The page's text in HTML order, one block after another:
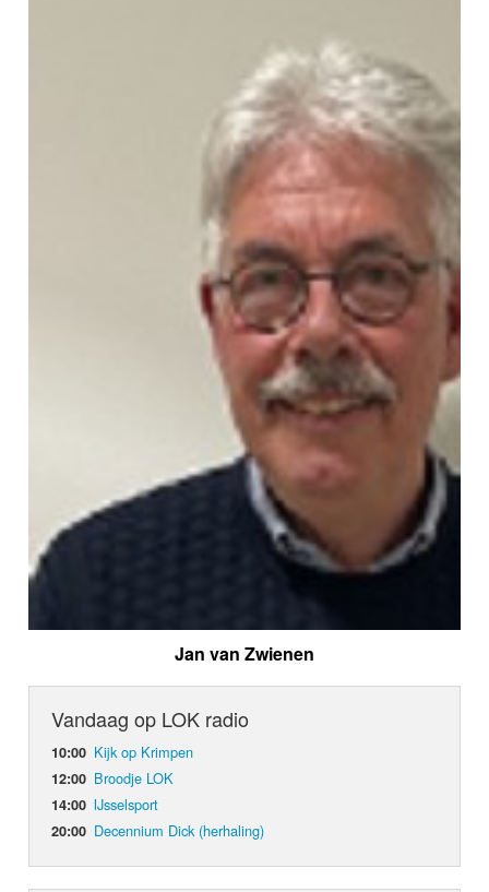
Jan van Zwienen
Vandaag op LOK radio
10:00 Kijk op Krimpen
12:00 Broodje LOK
14:00 IJsselsport
20:00 Decennium Dick (herhaling)